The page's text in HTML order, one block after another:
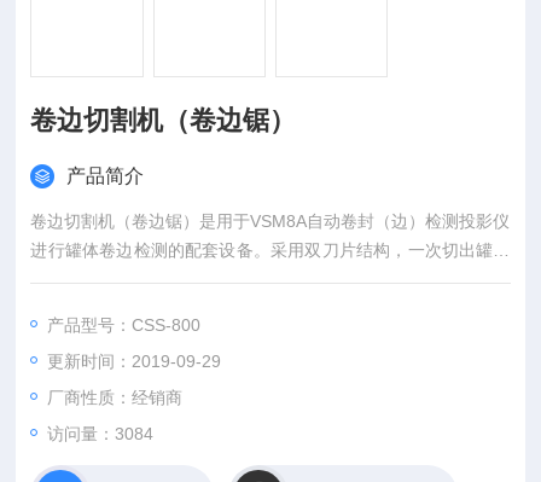
卷边切割机（卷边锯）
产品简介
卷边切割机（卷边锯）是用于VSM8A自动卷封（边）检测投影仪
进行罐体卷边检测的配套设备。采用双刀片结构，一次切出罐体
切口，方便实用。设有防护装置以保护操作者手的安全，可调节
两片罐三片罐，奶粉罐，油漆及涂料三片罐等的罐体底部的切
割，机器美观大方。体积小重量合适。切割过程准确、快捷、安
全、方便。切割过程不会使罐产生变形。精确的切割效果，获
产品型号：CSS-800
更新时间：2019-09-29
厂商性质：经销商
访问量：3084